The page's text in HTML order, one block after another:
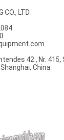
CO., LTD.
42., Nr.
China.